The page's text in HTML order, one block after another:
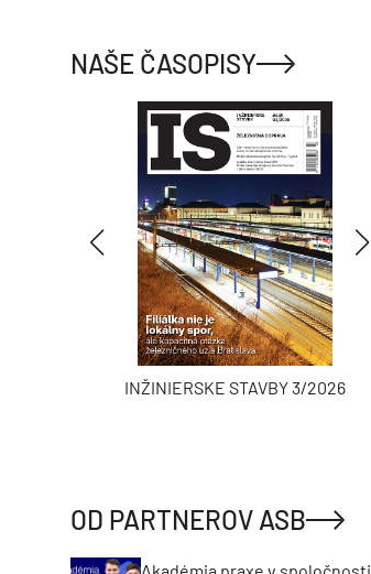
NAŠE ČASOPISY
INŽINIERSKE STAVBY 3/2026
OD PARTNEROV ASB
Akadémia praxe v spoločnosti